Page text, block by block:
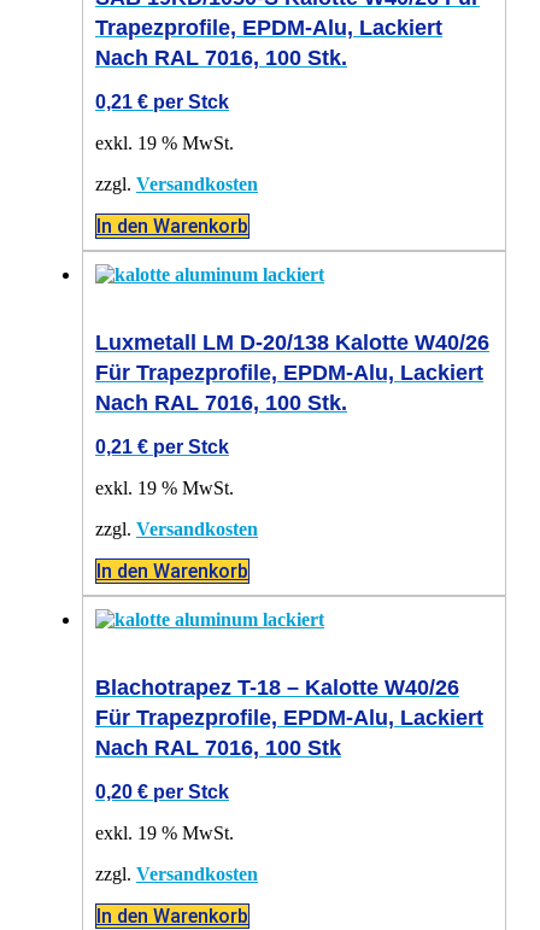
Trapezprofile, EPDM-Alu, Lackiert
Nach RAL 7016, 100 Stk.
0,21 € per Stck
exkl. 19 % MwSt.
zzgl. Versandkosten
In den Warenkorb
Luxmetall LM D-20/138 Kalotte W40/26
Für Trapezprofile, EPDM-Alu, Lackiert
Nach RAL 7016, 100 Stk.
0,21 € per Stck
exkl. 19 % MwSt.
zzgl. Versandkosten
In den Warenkorb
Blachotrapez T-18 – Kalotte W40/26
Für Trapezprofile, EPDM-Alu, Lackiert
Nach RAL 7016, 100 Stk
0,20 € per Stck
exkl. 19 % MwSt.
zzgl. Versandkosten
In den Warenkorb